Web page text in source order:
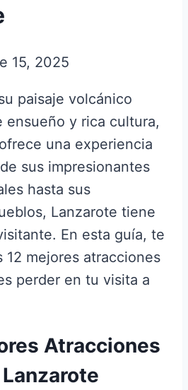
15, 2025
paisaje volcánico
ensueño y rica cultura,
una experiencia
sus impresionantes
hasta sus
Lanzarote tiene
En esta guía, te
12 mejores atracciones
perder en tu visita a
Atracciones